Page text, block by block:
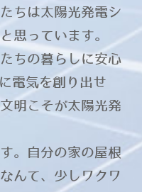
ちは太陽光発電シ
思っています。
ちの暮らしに安心
電気を創り出せ
明こそが太陽光発
。自分の家の屋根
んて、少しワクワ